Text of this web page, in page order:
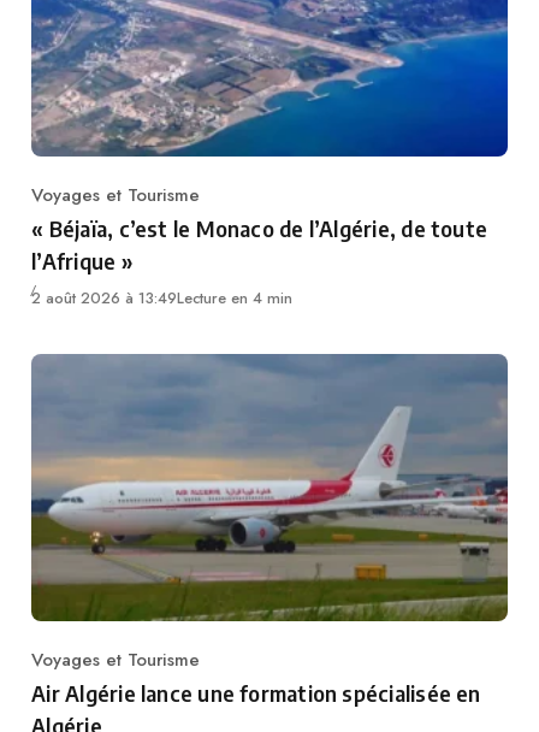
Category
Voyages et Tourisme
« Béjaïa, c’est le Monaco de l’Algérie, de toute
l’Afrique »
2 août 2026 à 13:49Lecture en 4 min
Category
Voyages et Tourisme
Air Algérie lance une formation spécialisée en
Algérie